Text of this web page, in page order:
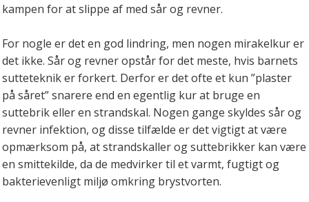
kampen for at slippe af med sår og revner.
For nogle er det en god lindring, men nogen mirakelkur er
det ikke. Sår og revner opstår for det meste, hvis barnets
sutteteknik er forkert. Derfor er det ofte et kun ”plaster
på såret” snarere end en egentlig kur at bruge en
suttebrik eller en strandskal. Nogen gange skyldes sår og
revner infektion, og disse tilfælde er det vigtigt at være
opmærksom på, at strandskaller og suttebrikker kan være
en smittekilde, da de medvirker til et varmt, fugtigt og
bakterievenligt miljø omkring brystvorten.